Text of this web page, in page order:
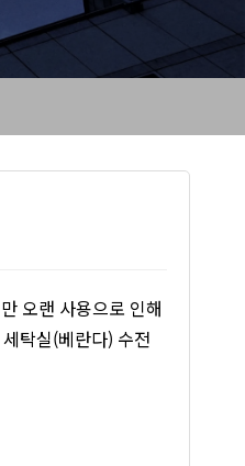
오랜 사용으로 인해
탁실(베란다) 수전